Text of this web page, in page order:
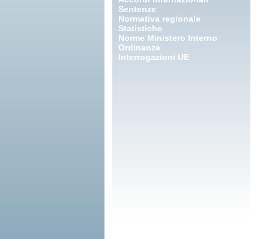
Sentenze
Normativa regionale
Statistiche
Norme Ministero Interno
Ordinanze
Interrogazioni UE